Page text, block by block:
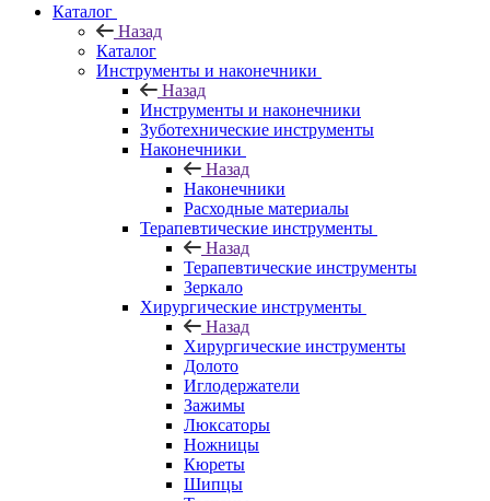
Каталог
Назад
Каталог
Инструменты и наконечники
Назад
Инструменты и наконечники
Зуботехнические инструменты
Наконечники
Назад
Наконечники
Расходные материалы
Терапевтические инструменты
Назад
Терапевтические инструменты
Зеркало
Хирургические инструменты
Назад
Хирургические инструменты
Долото
Иглодержатели
Зажимы
Люксаторы
Ножницы
Кюреты
Шипцы